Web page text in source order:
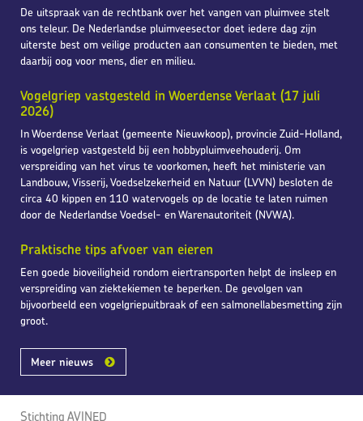
De uitspraak van de rechtbank over het vangen van pluimvee stelt
ons teleur. De Nederlandse pluimveesector doet iedere dag zijn
uiterste best om veilige producten aan consumenten te bieden, met
daarbij oog voor mens, dier en milieu.
Vogelgriep vastgesteld in Woerdense Verlaat (17 juli
2026)
In Woerdense Verlaat (gemeente Nieuwkoop), provincie Zuid-Holland,
is vogelgriep vastgesteld bij een hobbypluimveehouderij. Om
verspreiding van het virus te voorkomen, heeft het ministerie van
Landbouw, Visserij, Voedselzekerheid en Natuur (LVVN) besloten de
circa 40 kippen en 110 watervogels op de locatie te laten ruimen
door de Nederlandse Voedsel- en Warenautoriteit (NVWA).
Praktische tips afvoer van eieren
Een goede bioveiligheid rondom eiertransporten helpt de insleep en
verspreiding van ziektekiemen te beperken. De gevolgen van
bijvoorbeeld een vogelgriepuitbraak of een salmonellabesmetting zijn
groot.
Meer nieuws
Stichting AVINED